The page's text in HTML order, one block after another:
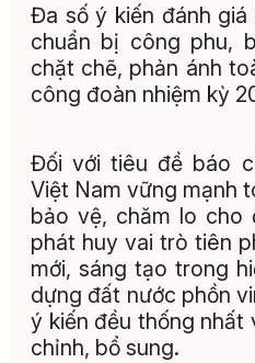
Đa số ý kiến đánh
chuẩn bị công phu,
chặt chẽ, phản ánh
công đoàn nhiệm kỳ
Đối với tiêu đề báo
Việt Nam vững mạnh
bảo vệ, chăm lo cho
phát huy vai trò tiên
mới, sáng tạo trong
dựng đất nước phồn
ý kiến đều thống nhất
chỉnh, bổ sung.